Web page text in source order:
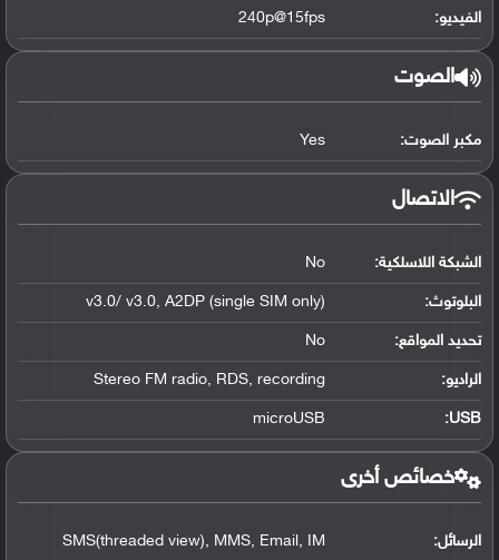
الفيديو: 240p@15fps
الصوت
مكبر الصوت: Yes
الاتصال
الشبكة اللاسلكية: No
البلوتوث:
v3.0/ v3.0, A2DP (single SIM only)
تحديد المواقع:
No
الراديو: Stereo FM radio, RDS, recording
USB
:
microUSB
خصائص أخرى
الرسائل: SMS(threaded view), MMS, Email, IM